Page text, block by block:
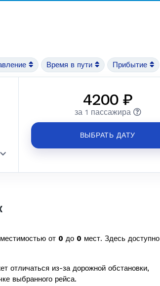
Время в пути Прибытие
4200 ₽
за 1 пассажира
ВЫБРАТЬ ДАТУ
от 0 до 0 мест. Здесь доступно
отличаться из-за дорожной обстановки,
выбранного рейса.